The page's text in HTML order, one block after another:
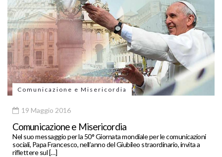
Comunicazione e Misericordia
19 Maggio 2016
Comunicazione e Misericordia
Nel suo messaggio per la 50° Giornata mondiale per le comunicazioni
sociali, Papa Francesco, nell’anno del Giubileo straordinario, invita a
riflettere sul […]